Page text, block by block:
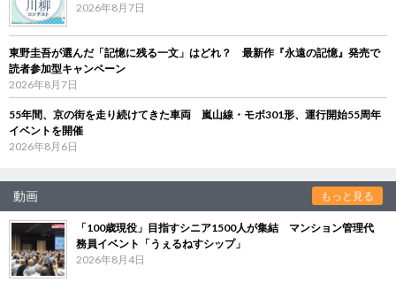
2026年8月7日
東野圭吾が選んだ「記憶に残る一文」はどれ？ 最新作『永遠の記憶』発売で
読者参加型キャンペーン
2026年8月7日
55年間、京の街を走り続けてきた車両 嵐山線・モボ301形、運行開始55周年
イベントを開催
2026年8月6日
動画 もっと見る
「100歳現役」目指すシニア1500人が集結 マンション管理代
務員イベント「うぇるねすシップ」
2026年8月4日